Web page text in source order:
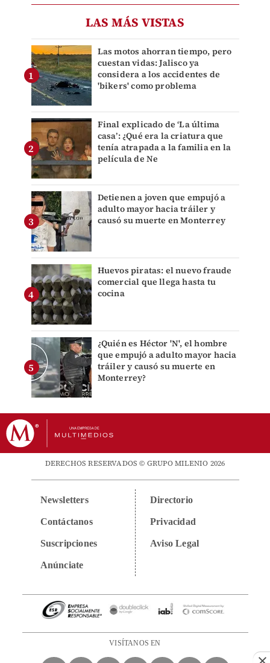
LAS MÁS VISTAS
Las motos ahorran tiempo, pero
cuestan vidas: Jalisco ya
considera a los accidentes de
'bikers' como problema
Final explicado de ‘La última
casa’: ¿Qué era la criatura que
tenía atrapada a la familia en la
película de Ne
Detienen a joven que empujó a
adulto mayor hacia tráiler y
causó su muerte en Monterrey
Huevos piratas: el nuevo fraude
comercial que llega hasta tu
cocina
¿Quién es Héctor 'N', el hombre
que empujó a adulto mayor hacia
tráiler y causó su muerte en
Monterrey?
DERECHOS RESERVADOS © GRUPO MILENIO 2026
Newsletters
Contáctanos
Suscripciones
Anúnciate
Directorio
Privacidad
Aviso Legal
VISÍTANOS EN